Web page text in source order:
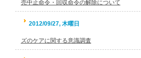
売中止命令・回収命令の解除について
2012/09/27, 木曜日
ズのケアに関する意識調査